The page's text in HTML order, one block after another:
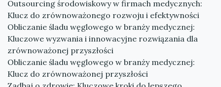
Outsourcing środowiskowy w firmach medycznych:
Klucz do zrównoważonego rozwoju i efektywności
Obliczanie śladu węglowego w branży medycznej:
Kluczowe wyzwania i innowacyjne rozwiązania dla
zrównoważonej przyszłości
Obliczanie śladu węglowego w branży medycznej:
Klucz do zrównoważonej przyszłości